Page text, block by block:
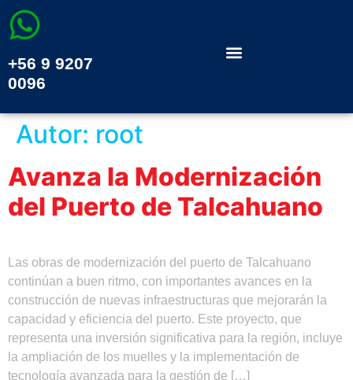
+56 9 9207
0096
Autor: root
Avanza la Modernización
del Puerto de Talcahuano
Las obras de modernización del puerto de Talcahuano
continúan a buen ritmo, con importantes avances en la
construcción de nuevas infraestructuras que mejorarán la
capacidad y eficiencia del puerto. Este proyecto, que
representa una inversión significativa para la región, incluye
la ampliación de los muelles y la implementación de
tecnología avanzada para la gestión de […]